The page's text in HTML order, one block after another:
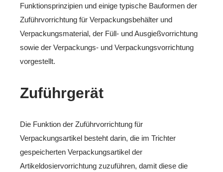
Funktionsprinzipien und einige typische Bauformen der
Zuführvorrichtung für Verpackungsbehälter und
Verpackungsmaterial, der Füll- und Ausgießvorrichtung
sowie der Verpackungs- und Verpackungsvorrichtung
vorgestellt.
Zuführgerät
Die Funktion der Zuführvorrichtung für
Verpackungsartikel besteht darin, die im Trichter
gespeicherten Verpackungsartikel der
Artikeldosiervorrichtung zuzuführen, damit diese die